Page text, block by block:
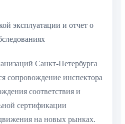
эксплуатации и отчет о
Санкт-Петербурга
сопровождение инспектора
соответствия и
сертификации
на новых рынках.